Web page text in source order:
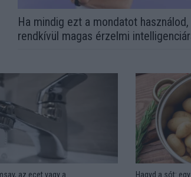
Ha mindig ezt a mondatot használod,
rendkívül magas érzelmi
az ecet vagy a Hagyd a sót: